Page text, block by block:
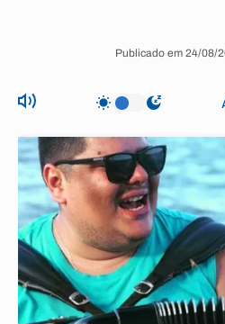
Publicado em 24/08/